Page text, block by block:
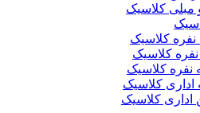
مبلی کلاسیک
کلاسیک
کلاسیک
نفره کلاسیک
اداری کلاسیک
اداری کلاسیک